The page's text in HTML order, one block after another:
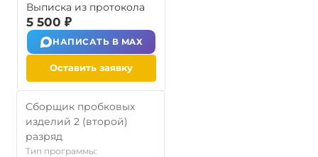
Выписка из протокола
5 500 ₽
НАПИСАТЬ В MAX
Оставить заявку
Сборщик пробковых
изделий 2 (второй)
разряд
Тип программы: